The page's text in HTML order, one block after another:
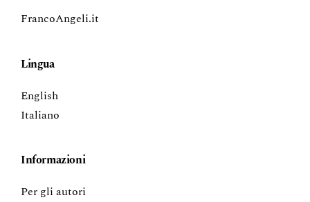
FrancoAngeli.it
Lingua
English
Italiano
Informazioni
Per gli autori